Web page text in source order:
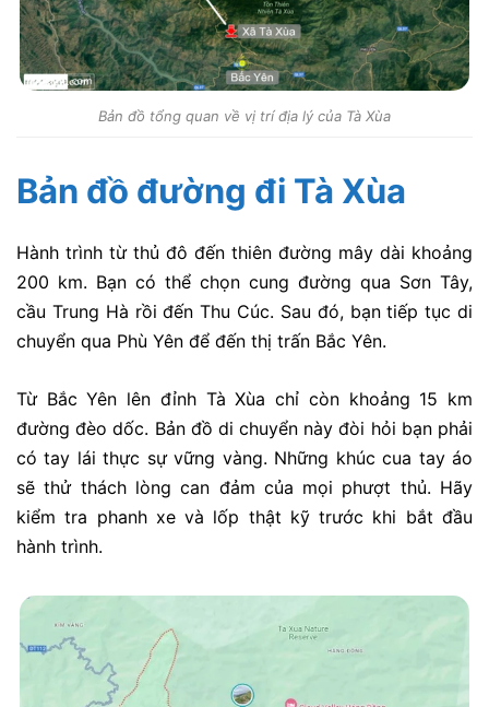
Bản đồ tổng quan về vị trí địa lý của Tà Xùa
Bản đồ đường đi Tà Xùa
Hành trình từ thủ đô đến thiên đường mây dài khoảng
200 km. Bạn có thể chọn cung đường qua Sơn Tây,
cầu Trung Hà rồi đến Thu Cúc. Sau đó, bạn tiếp tục di
chuyển qua Phù Yên để đến thị trấn Bắc Yên.
Từ Bắc Yên lên đỉnh Tà Xùa chỉ còn khoảng 15 km
đường đèo dốc. Bản đồ di chuyển này đòi hỏi bạn phải
có tay lái thực sự vững vàng. Những khúc cua tay áo
sẽ thử thách lòng can đảm của mọi phượt thủ. Hãy
kiểm tra phanh xe và lốp thật kỹ trước khi bắt đầu
hành trình.